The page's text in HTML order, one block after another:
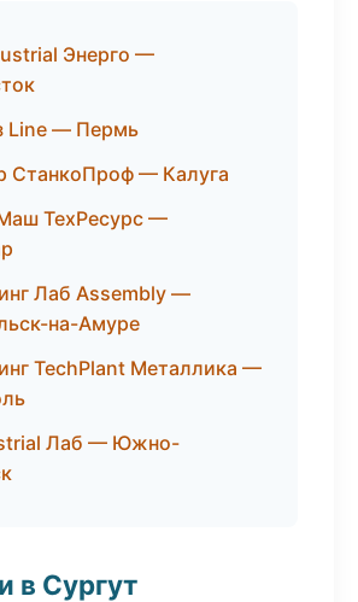
Энерго —
Line — Пермь
СтанкоПроф — Калуга
ТехРесурс —
Лаб Assembly —
на-Амуре
TechPlant Металлика —
Лаб — Южно-
в Сургут